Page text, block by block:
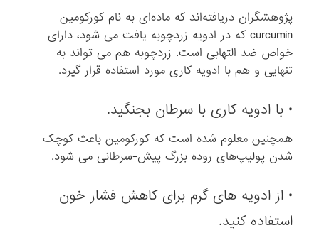
پژوهشگران دریافته‌اند که ماده‌ای به نام کورکومین
curcumin که در ادویه زردچوبه یافت می ‌شود، دارای
خواص ضد التهابی است. زردچوبه هم می‌ تواند به
تنهایی و هم با ادویه کاری مورد استفاده قرار گیرد.
• با ادویه کاری با سرطان بجنگید.
همچنین معلوم شده است که کورکومین باعث کوچک
‌شدن پولیپ‌های روده بزرگ پیش‌-سرطانی می‌ شود.
• از ادویه های‌ گرم برای کاهش فشار خون
استفاده کنید.